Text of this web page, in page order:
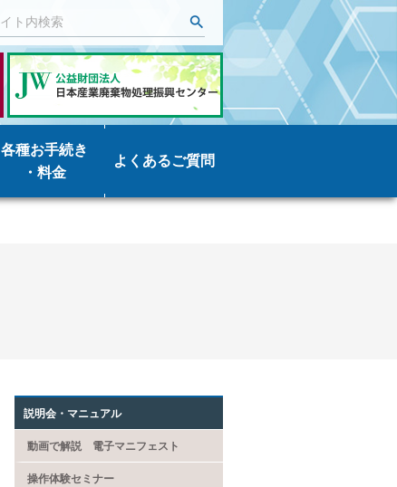
各種お手続き
・料金
よくあるご質問
説明会・マニュアル
動画で解説 電子マニフェスト
操作体験セミナー